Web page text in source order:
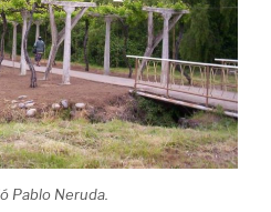
Pablo Neruda.